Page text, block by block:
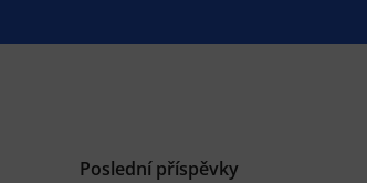
Poslední příspěvky